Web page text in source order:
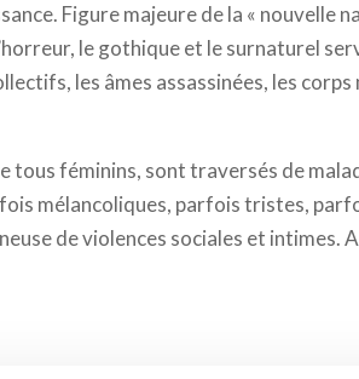
Figure majeure de la « nouvelle
le gothique et le surnaturel
les âmes assassinées, les corps
tous féminins, sont traversés de
mélancoliques, parfois tristes,
de violences sociales et intimes.